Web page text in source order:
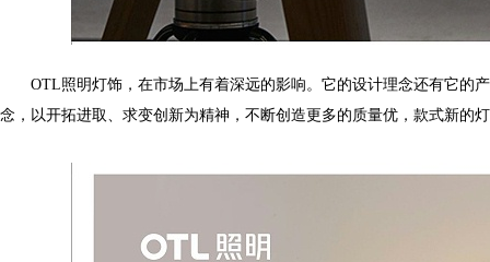
OTL照明灯饰，在市场上有着深远的影响。它的设计理念还有它的产
念，以开拓进取、求变创新为精神，不断创造更多的质量优，款式新的灯